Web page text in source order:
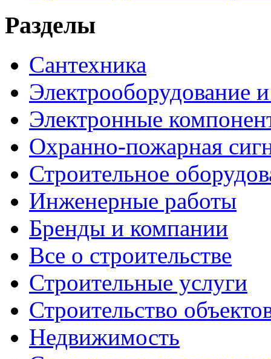
Разделы
Сантехника
Электрооборудование
Электронные
Охранно-пожарная
Строительное
Инженерные работы
Бренды и компании
Все о строительстве
Строительные услуги
Строительство
Недвижимость